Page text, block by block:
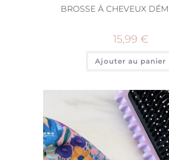
BROSSE À CHEVEUX
15,99 €
Ajouter au panier